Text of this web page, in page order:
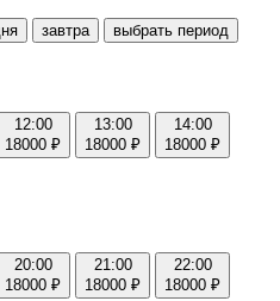
завтра выбрать период
12:00
18000 ₽
13:00
18000 ₽
14:00
18000 ₽
20:00
18000 ₽
21:00
18000 ₽
22:00
18000 ₽